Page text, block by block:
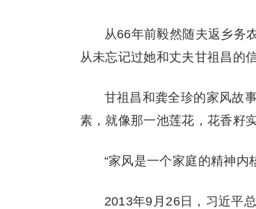
从66年前毅然随夫返乡务
从未忘记过她和丈夫甘祖昌的
甘祖昌和龚全珍的家风故
素，就像那一池莲花，花香籽实
“家风是一个家庭的精神内
2013年9月26日，习近平